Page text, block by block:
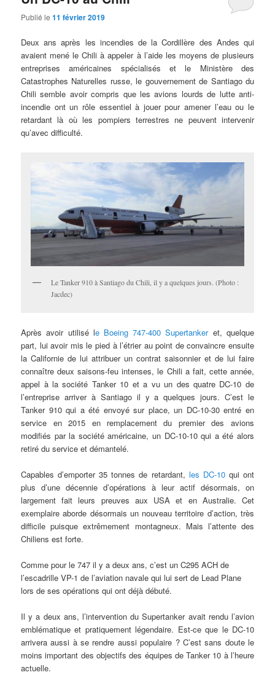
Publié le11 février 2019
Deux ans après les incendies de la Cordillère des Andes qui
avaient mené le Chili à appeler à l’aide les moyens de plusieurs
entreprises américaines spécialisés et le Ministère des
Catastrophes Naturelles russe, le gouvernement de Santiago du
Chili semble avoir compris que les avions lourds de lutte anti-
incendie ont un rôle essentiel à jouer pour amener l’eau ou le
retardant là où les pompiers terrestres ne peuvent intervenir
qu’avec difficulté.
Le Tanker 910 à Santiago du Chili, il y a quelques jours. (Photo :
Jacdec)
Après avoir utilisé le Boeing 747-400 Supertankeret, quelque
part, lui avoir mis le pied à l’étrier au point de convaincre ensuite
la Californie de lui attribuer un contrat saisonnier et de lui faire
connaître deux saisons-feu intenses, le Chili a fait, cette année,
appel à la société Tanker 10 et a vu un des quatre DC-10 de
l’entreprise arriver à Santiago il y a quelques jours. C’est le
Tanker 910 qui a été envoyé sur place, un DC-10-30 entré en
service en 2015 en remplacement du premier des avions
modifiés par la société américaine, un DC-10-10 qui a été alors
retiré du service et démantelé.
Capables d’emporter 35 tonnes de retardant, les DC-10qui ont
plus d’une décennie d’opérations à leur actif désormais, on
largement fait leurs preuves aux USA et en Australie. Cet
exemplaire aborde désormais un nouveau territoire d’action, très
difficile puisque extrêmement montagneux. Mais l’attente des
Chiliens est forte.
Comme pour le 747 il y a deux ans, c’est un C295 ACH de
l’escadrille VP-1 de l’aviation navale qui lui sert de Lead Plane
lors de ses opérations qui ont déjà débuté.
Il y a deux ans, l’intervention du Supertanker avait rendu l’avion
emblématique et pratiquement légendaire. Est-ce que le DC-10
arrivera aussi à se rendre aussi populaire ? C’est sans doute le
moins important des objectifs des équipes de Tanker 10 à l’heure
actuelle.